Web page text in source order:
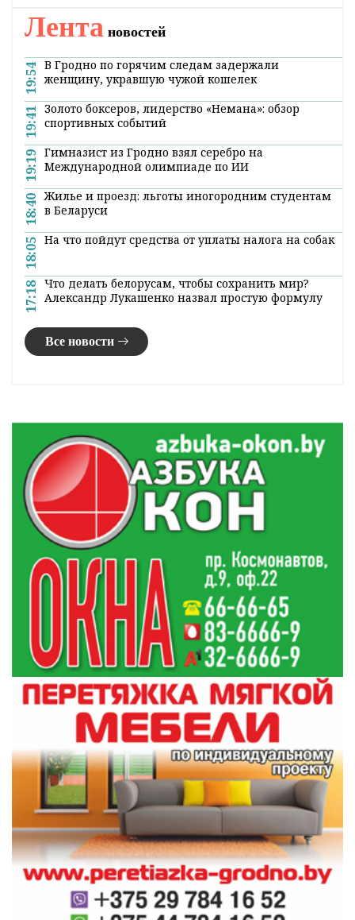
Лента новостей
19:54 В Гродно по горячим следам задержали
женщину, укравшую чужой кошелек
19:41 Золото боксеров, лидерство «Немана»: обзор
спортивных событий
19:19 Гимназист из Гродно взял серебро на
Международной олимпиаде по ИИ
18:40 Жилье и проезд: льготы иногородним студентам
в Беларуси
18:05 На что пойдут средства от уплаты налога на собак
17:18 Что делать белорусам, чтобы сохранить мир?
Александр Лукашенко назвал простую формулу
Все новости